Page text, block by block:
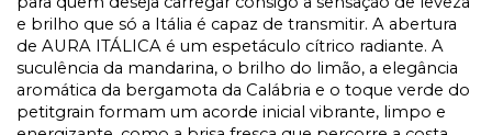
e brilho que só a Itália é capaz de transmitir. A abertura
de AURA ITÁLICA é um espetáculo cítrico radiante. A
suculência da mandarina, o brilho do limão, a elegância
aromática da bergamota da Calábria e o toque verde do
petitgrain formam um acorde inicial vibrante, limpo e